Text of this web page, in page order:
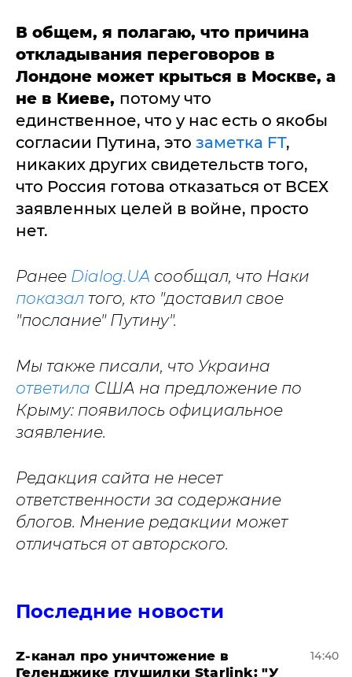
В общем, я полагаю, что причина
откладывания переговоров в
Лондоне может крыться в Москве, а
не в Киеве, потому что
единственное, что у нас есть о якобы
согласии Путина, это заметка FT,
никаких других свидетельств того,
что Россия готова отказаться от ВСЕХ
заявленных целей в войне, просто
нет.
Ранее Dialog.UA сообщал, что Наки
показал того, кто "доставил свое
"послание" Путину".
Мы также писали, что Украина
ответила США на предложение по
Крыму: появилось официальное
заявление.
Редакция сайта не несет
ответственности за содержание
блогов. Мнение редакции может
отличаться от авторского.
Последние новости
Z-канал про уничтожение в
Геленджике глушилки Starlink: "У
14:40